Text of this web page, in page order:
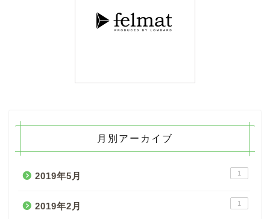
月別アーカイブ
2019年5月 1
2019年2月 1